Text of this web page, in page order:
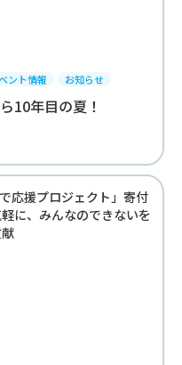
ント情報 お知らせ
10年目の夏！